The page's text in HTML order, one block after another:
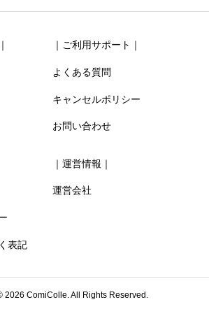
さい
すさ 必須
｜ご利用サポート｜
よくある質問
キャンセルポリシー
お問い合わせ
表記
｜運営情報｜
運営会社
2026 ComiColle. All Rights Reserved.